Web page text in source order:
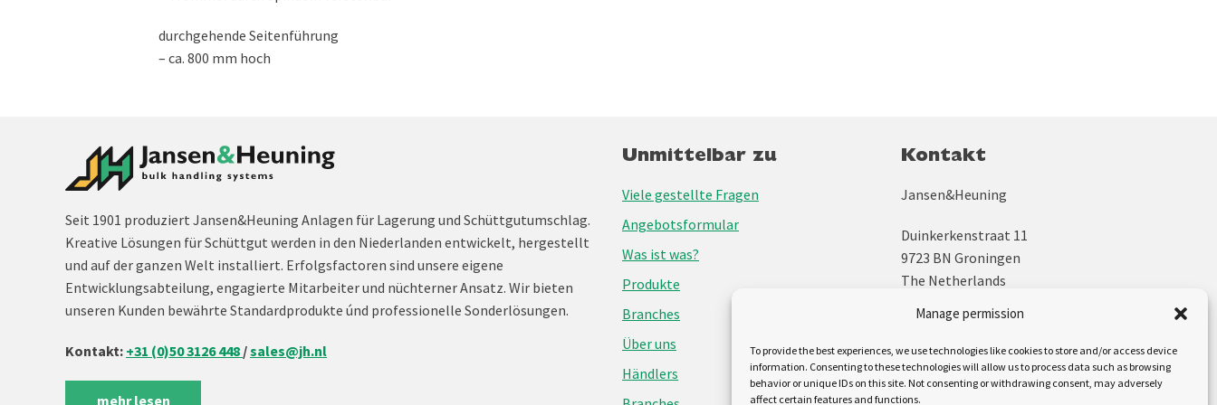
Manage permission
To provide the best experiences, we use technologies like cookies to store and/or access device
information. Consenting to these technologies will allow us to process data such as browsing
behavior or unique IDs on this site. Not consenting or withdrawing consent, may adversely
affect certain features and functions.
durchgehende Seitenführung
– ca. 800 mm hoch
Seit 1901 produziert Jansen&Heuning Anlagen für Lagerung und Schüttgutumschlag.
Kreative Lösungen für Schüttgut werden in den Niederlanden entwickelt, hergestellt
und auf der ganzen Welt installiert. Erfolgsfactoren sind unsere eigene
Entwicklungsabteilung, engagierte Mitarbeiter und nüchterner Ansatz. Wir bieten
unseren Kunden bewährte Standardprodukte únd professionelle Sonderlösungen.
Kontakt: +31 (0)50 3126 448 /sales@jh.nl
mehr lesen
Unmittelbar zu
Viele gestellte Fragen
Angebotsformular
Was ist was?
Produkte
Branches
Über uns
Händlers
Kontakt
Jansen&Heuning
Duinkerkenstraat 11
9723 BN Groningen
The Netherlands
+31 (0)50 312 64 48
sales@jh.nl
Uns folgen auf: